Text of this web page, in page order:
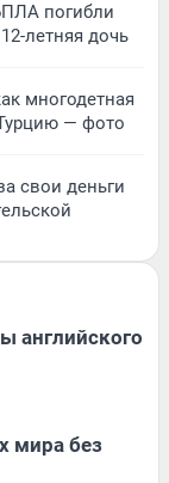
погибли
летняя дочь
многодетная
— фото
свои деньги
английского
мира без